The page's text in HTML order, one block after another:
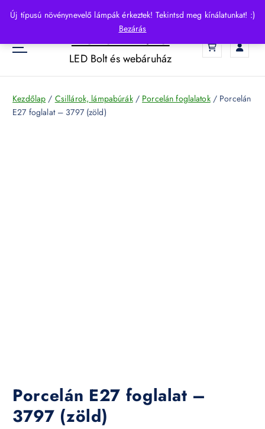
Új típusú növénynevelő lámpák érkeztek! Tekintsd meg kínálatunkat! :)
Bezárás
p
o
HelloLED.hu
LED Bolt és webáruház
Kezdőlap / Csillárok, lámpabúrák/ Porcelán foglalatok/ Porcelán
E27 foglalat – 3797 (zöld)
Porcelán E27 foglalat –
3797 (zöld)